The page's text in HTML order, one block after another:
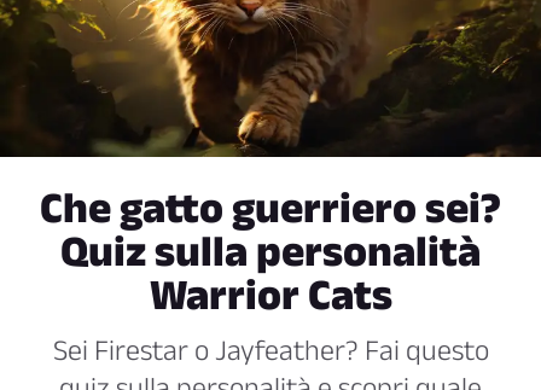
Che gatto guerriero sei?
Quiz sulla personalità
Warrior Cats
Sei Firestar o Jayfeather? Fai questo